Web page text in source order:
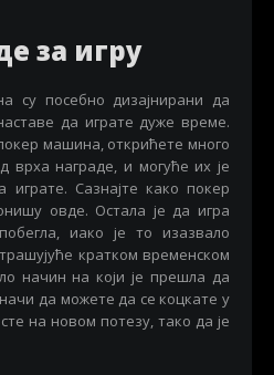
за игру
су посебно дизајнирани да
да играте дуже време.
машина, открићете много
врха награде, и могуће их је
играте. Сазнајте како покер
овде. Остала је да игра
иако је то изазвало
кратком временском
начин на који је прешла да
да можете да се коцкате у
на новом потезу, тако да је